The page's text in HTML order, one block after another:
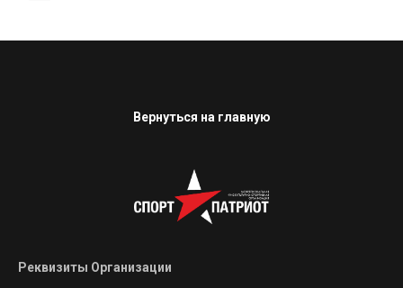
Вернуться на главную
Реквизиты Организации